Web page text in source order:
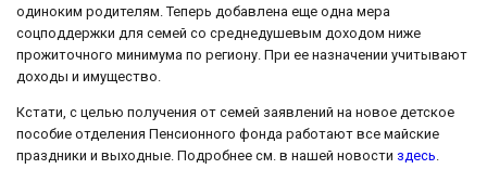
одиноким родителям. Теперь добавлена еще одна мера
соцподдержки для семей со среднедушевым доходом ниже
прожиточного минимума по региону. При ее назначении учитывают
доходы и имущество.
Кстати, с целью получения от семей заявлений на новое детское
пособие отделения Пенсионного фонда работают все майские
праздники и выходные. Подробнее см. в нашей новости здесь